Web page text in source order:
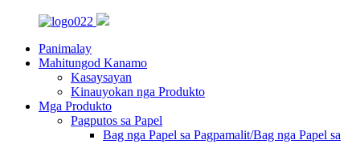
Panimalay
Mahitungod Kanamo
Kasaysayan
Kinauyokan nga Produkto
Mga Produkto
Pagputos sa Papel
Bag nga Papel sa Pagpamalit/Bag nga Papel sa